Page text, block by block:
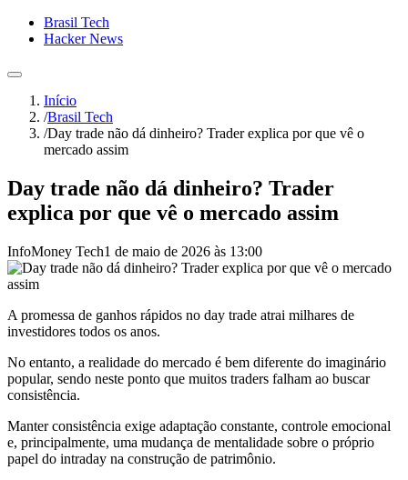
Brasil Tech
Hacker News
Início
/Brasil Tech
/Day trade não dá dinheiro? Trader explica por que vê o
mercado assim
Day trade não dá dinheiro? Trader
explica por que vê o mercado assim
InfoMoney Tech1 de maio de 2026 às 13:00
A promessa de ganhos rápidos no day trade atrai milhares de
investidores todos os anos.
No entanto, a realidade do mercado é bem diferente do imaginário
popular, sendo neste ponto que muitos traders falham ao buscar
consistência.
Manter consistência exige adaptação constante, controle emocional
e, principalmente, uma mudança de mentalidade sobre o próprio
papel do intraday na construção de patrimônio.